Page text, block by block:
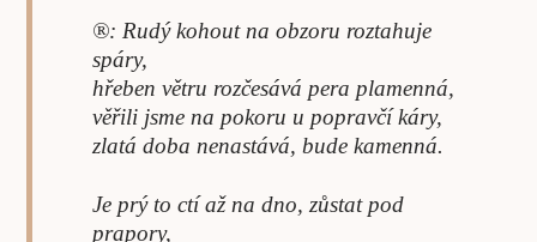
®: Rudý kohout na obzoru roztahuje
spáry,
hřeben větru rozčesává pera plamenná,
věřili jsme na pokoru u popravčí káry,
zlatá doba nenastává, bude kamenná.
Je prý to ctí až na dno, zůstat pod
prapory,